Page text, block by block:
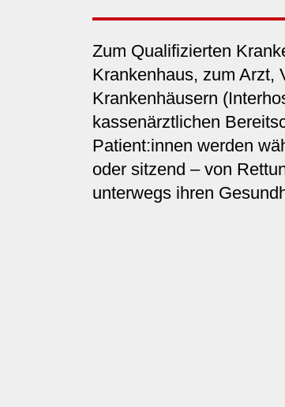
Zum Qualifizierten
Krankenhaus, zum Arzt,
Krankenhäusern
kassenärztlichen
Patient:innen werden
oder sitzend – von
unterwegs ihren